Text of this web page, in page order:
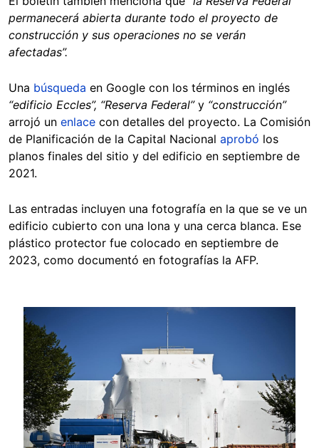
permanecerá abierta durante todo el proyecto de
construcción y sus operaciones no se verán
afectadas”.
Una búsqueda en Google con los términos en inglés
“edificio Eccles”, “Reserva Federal”y “construcción”
arrojó un enlace con detalles del proyecto. La Comisión
de Planificación de la Capital Nacional aprobó los
planos finales del sitio y del edificio en septiembre de
2021.
Las entradas incluyen una fotografía en la que se ve un
edificio cubierto con una lona y una cerca blanca. Ese
plástico protector fue colocado en septiembre de
2023, como documentó en fotografías la AFP.
Image